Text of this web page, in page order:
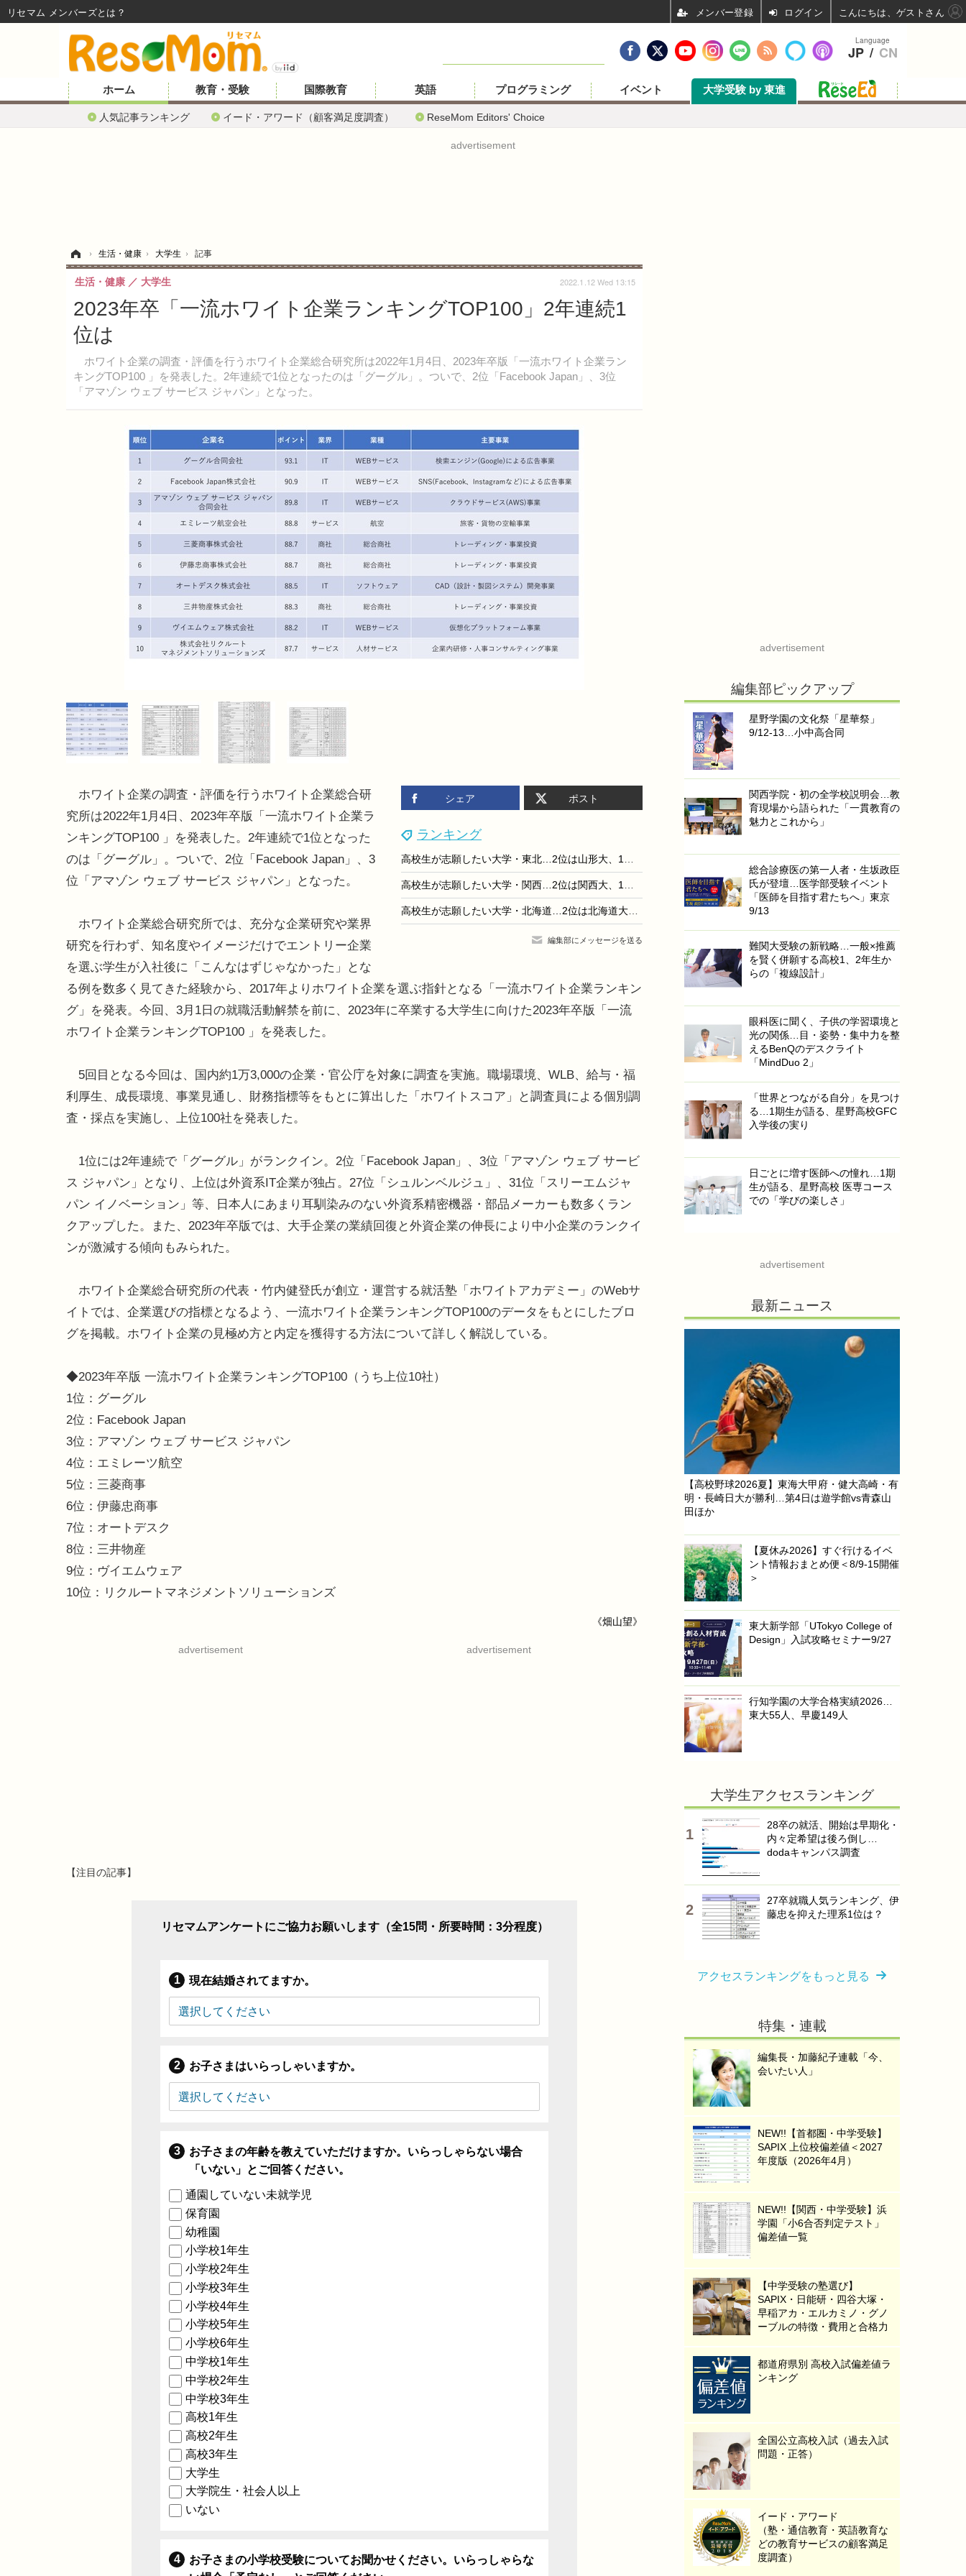
ホーム
人気記事ランキング イード・アワード（顧客満足度調査） ReseMom Editors' Choice
教育・受験 国際教育 英語 プログラミング イベント 大学受験 by 東進
advertisement
› 生活・健康 › 大学生 › 記事
2023年卒「一流ホワイト企業ランキングTOP100」2年連続1
位は
ホワイト企業の調査・評価を行うホワイト企業総合研究所は2022年1月4日、2023年卒版「一流ホワイト企業ラン
キングTOP100 」を発表した。2年連続で1位となったのは「グーグル」。ついで、2位「Facebook Japan」、3位
「アマゾン ウェブ サービス ジャパン」となった。
生活・健康 大学生 2022.1.12 Wed 13:15
シェア ポスト
ランキング
高校生が志願したい大学・東北…2位は山形大、1位は？
高校生が志願したい大学・関西…2位は関西大、1位は？
高校生が志願したい大学・北海道…2位は北海道大、1位は？
編集部にメッセージを送る
ホワイト企業の調査・評価を行うホワイト企業総合研
究所は2022年1月4日、2023年卒版「一流ホワイト企業ラ
ンキングTOP100 」を発表した。2年連続で1位となった
のは「グーグル」。ついで、2位「Facebook Japan」、3
位「アマゾン ウェブ サービス ジャパン」となった。
ホワイト企業総合研究所では、充分な企業研究や業界
研究を行わず、知名度やイメージだけでエントリー企業
を選ぶ学生が入社後に「こんなはずじゃなかった」とな
る例を数多く見てきた経験から、2017年よりホワイト企業を選ぶ指針となる「一流ホワイト企業ランキン
グ」を発表。今回、3月1日の就職活動解禁を前に、2023年に卒業する大学生に向けた2023年卒版「一流
ホワイト企業ランキングTOP100 」を発表した。
5回目となる今回は、国内約1万3,000の企業・官公庁を対象に調査を実施。職場環境、WLB、給与・福
利厚生、成長環境、事業見通し、財務指標等をもとに算出した「ホワイトスコア」と調査員による個別調
査・採点を実施し、上位100社を発表した。
1位には2年連続で「グーグル」がランクイン。2位「Facebook Japan」、3位「アマゾン ウェブ サービ
ス ジャパン」となり、上位は外資系IT企業が独占。27位「シュルンベルジュ」、31位「スリーエムジャ
パン イノベーション」等、日本人にあまり耳馴染みのない外資系精密機器・部品メーカーも数多くラン
クアップした。また、2023年卒版では、大手企業の業績回復と外資企業の伸長により中小企業のランクイ
ンが激減する傾向もみられた。
ホワイト企業総合研究所の代表・竹内健登氏が創立・運営する就活塾「ホワイトアカデミー」のWebサ
イトでは、企業選びの指標となるよう、一流ホワイト企業ランキングTOP100のデータをもとにしたブロ
グを掲載。ホワイト企業の見極め方と内定を獲得する方法について詳しく解説している。
◆2023年卒版 一流ホワイト企業ランキングTOP100（うち上位10社）
1位：グーグル
2位：Facebook Japan
3位：アマゾン ウェブ サービス ジャパン
4位：エミレーツ航空
5位：三菱商事
6位：伊藤忠商事
7位：オートデスク
8位：三井物産
9位：ヴイエムウェア
10位：リクルートマネジメントソリューションズ
《畑山望》
advertisement advertisement
【注目の記事】
リセマムアンケートにご協力お願いします（全15問・所要時間：3分程度）
現在結婚されてますか。
お子さまはいらっしゃいますか。
お子さまの年齢を教えていただけますか。いらっしゃらない場合
「いない」とご回答ください。
通園していない未就学児
保育園
幼稚園
小学校1年生
小学校2年生
小学校3年生
小学校4年生
小学校5年生
小学校6年生
中学校1年生
中学校2年生
中学校3年生
高校1年生
高校2年生
高校3年生
大学生
大学院生・社会人以上
いない
お子さまの小学校受験についてお聞かせください。いらっしゃらな
advertisement
編集部ピックアップ
星野学園の文化祭「星華祭」
9/12-13…小中高合同
関西学院・初の全学校説明会…教
育現場から語られた「一貫教育の
魅力とこれから」
総合診療医の第一人者・生坂政臣
氏が登壇…医学部受験イベント
「医師を目指す君たちへ」東京
9/13
難関大受験の新戦略…一般×推薦
を賢く併願する高校1、2年生か
らの「複線設計」
眼科医に聞く、子供の学習環境と
光の関係…目・姿勢・集中力を整
えるBenQのデスクライト
「MindDuo 2」
「世界とつながる自分」を見つけ
る…1期生が語る、星野高校GFC
入学後の実り
日ごとに増す医師への憧れ…1期
生が語る、星野高校 医専コース
での「学びの楽しさ」
advertisement
最新ニュース
【高校野球2026夏】東海大甲府・健大高崎・有
明・長崎日大が勝利…第4日は遊学館vs青森山
田ほか
【夏休み2026】すぐ行けるイベ
ント情報おまとめ便＜8/9-15開催
＞
東大新学部「UTokyo College of
Design」入試攻略セミナー9/27
行知学園の大学合格実績2026…
東大55人、早慶149人
大学生アクセスランキング
28卒の就活、開始は早期化・
内々定希望は後ろ倒し…
dodaキャンパス調査
27卒就職人気ランキング、伊
藤忠を抑えた理系1位は？
アクセスランキングをもっと見る
特集・連載
編集長・加藤紀子連載「今、
会いたい人」
NEW!!【首都圏・中学受験】
SAPIX 上位校偏差値＜2027
年度版（2026年4月）
NEW!!【関西・中学受験】浜
学園「小6合否判定テスト」
偏差値一覧
【中学受験の塾選び】
SAPIX・日能研・四谷大塚・
早稲アカ・エルカミノ・グノ
ーブルの特徴・費用と合格力
都道府県別 高校入試偏差値ラ
ンキング
全国公立高校入試（過去入試
問題・正答）
イード・アワード
（塾・通信教育・英語教育な
どの教育サービスの顧客満足
度調査）
Language
JP / CN
リセマム メンバーズ ログイン こんにちは、ゲストさん